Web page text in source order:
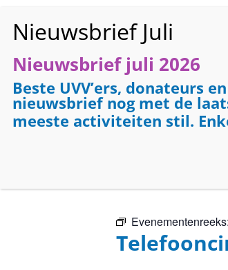
Evenementenreeks:
Nieuwsbrief juli 2026
Beste UVV’ers, donateurs
nieuwsbrief nog met de
meeste activiteiten stil.